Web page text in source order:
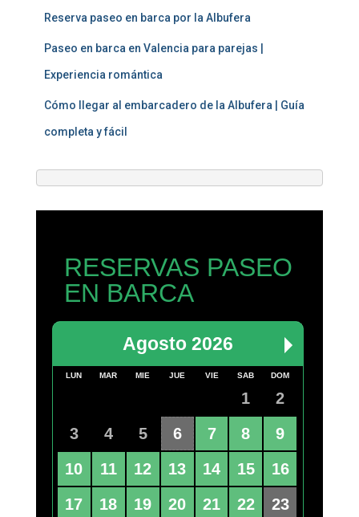
Reserva paseo en barca por la Albufera
Paseo en barca en Valencia para parejas |
Experiencia romántica
Cómo llegar al embarcadero de la Albufera | Guía
completa y fácil